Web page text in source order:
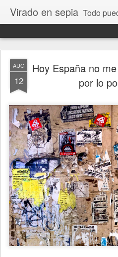
Virado en sepia Todo puede cambiar de color, depende de nosotros y de nuestra
AUG
12
Hoy España no
por lo